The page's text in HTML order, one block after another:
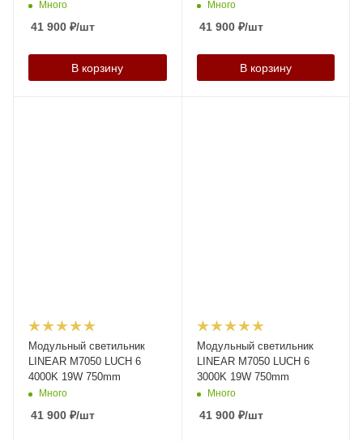
Много
41 900 ₽/шт
В корзину
Много
41 900₽/шт
В корзину
Модульный светильник
LINEAR M7050 LUCH 6
4000K 19W 750mm
Много
41 900 ₽/шт
Модульный светильник
LINEAR M7050 LUCH 6
3000K 19W 750mm
Много
41 900₽/шт